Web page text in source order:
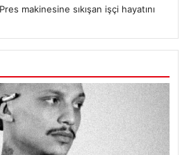
makinesine sıkışan işçi hayatını